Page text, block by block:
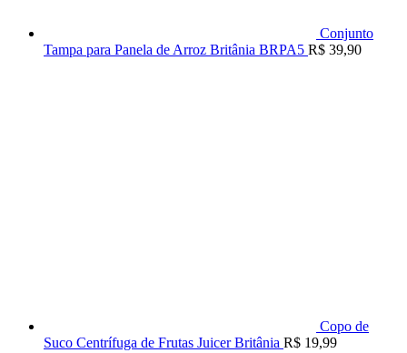
Conjunto
Tampa para Panela de Arroz Britânia BRPA5 R$ 39,90
Copo de
Suco Centrífuga de Frutas Juicer Britânia R$ 19,99